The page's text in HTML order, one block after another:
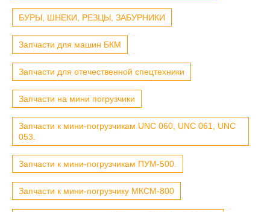
БУРЫ, ШНЕКИ, РЕЗЦЫ, ЗАБУРНИКИ
Запчасти для машин БКМ
Запчасти для отечественной спецтехники
Запчасти на мини погрузчики
Запчасти к мини-погрузчикам UNC 060, UNC 061, UNC
053.
Запчасти к мини-погрузчикам ПУМ-500.
Запчасти к мини-погрузчику МКСМ-800